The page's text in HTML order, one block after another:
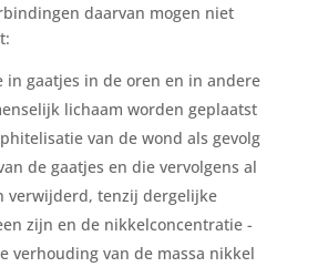
daarvan mogen niet
in gaatjes in de oren en in andere
lichaam worden geplaatst
van de wond als gevolg
de gaatjes en die vervolgens al
verwijderd, tenzij dergelijke
zijn en de nikkelconcentratie -
verhouding van de massa nikkel